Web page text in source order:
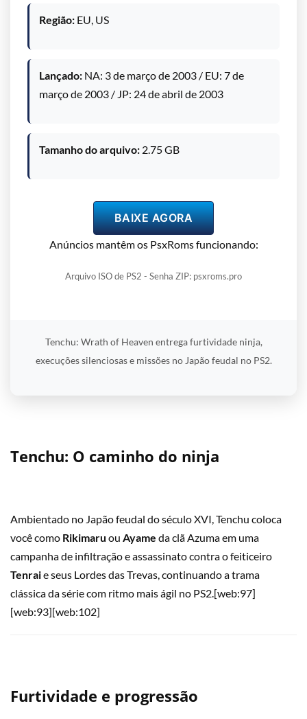
Região: EU, US
Lançado: NA: 3 de março de 2003 / EU: 7 de
março de 2003 / JP: 24 de abril de 2003
Tamanho do arquivo: 2.75 GB
BAIXE AGORA
Anúncios mantêm os PsxRoms funcionando:
Arquivo ISO de PS2 - Senha ZIP: psxroms.pro
Tenchu: Wrath of Heaven entrega furtividade ninja,
execuções silenciosas e missões no Japão feudal no PS2.
Tenchu: O caminho do ninja
Ambientado no Japão feudal do século XVI, Tenchu coloca
você como Rikimaru ou Ayame da clã Azuma em uma
campanha de infiltração e assassinato contra o feiticeiro
Tenraie seus Lordes das Trevas, continuando a trama
clássica da série com ritmo mais ágil no PS2.[web:97]
[web:93][web:102]
Furtividade e progressão